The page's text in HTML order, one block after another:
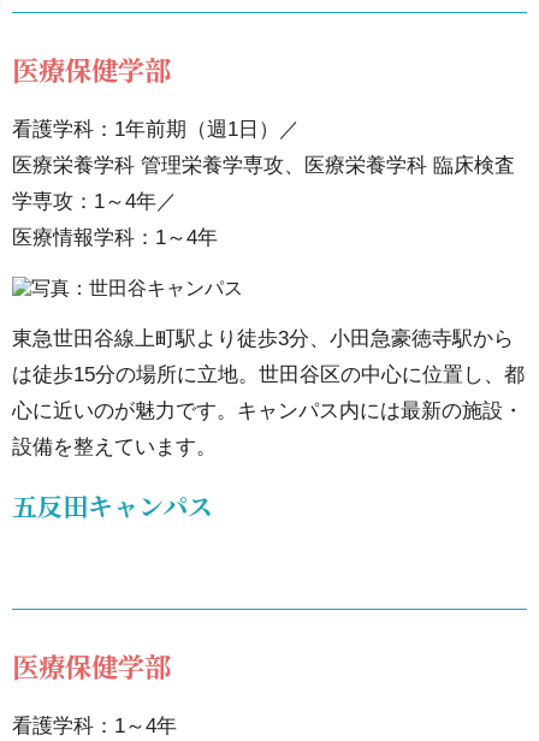
様々
な場
看護
を体
験
アク
セス
5.
世
谷
ン
ス
5.1.
医療保健学部
看護学科：1年前期（週1日）／
医療栄養学科 管理栄養学専攻、医療栄養学科 臨床検査
学専攻：1～4年／
医療情報学科：1～4年
東急世田谷線上町駅より徒歩3分、小田急豪徳寺駅から
は徒歩15分の場所に立地。世田谷区の中心に位置し、都
心に近いのが魅力です。キャンパス内には最新の施設・
設備を整えています。
五反田キャンパス
医療保健学部
看護学科：1～4年